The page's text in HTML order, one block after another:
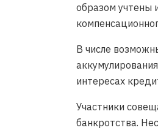
образом учтены
В числе
интересах
Участники
банкротства.